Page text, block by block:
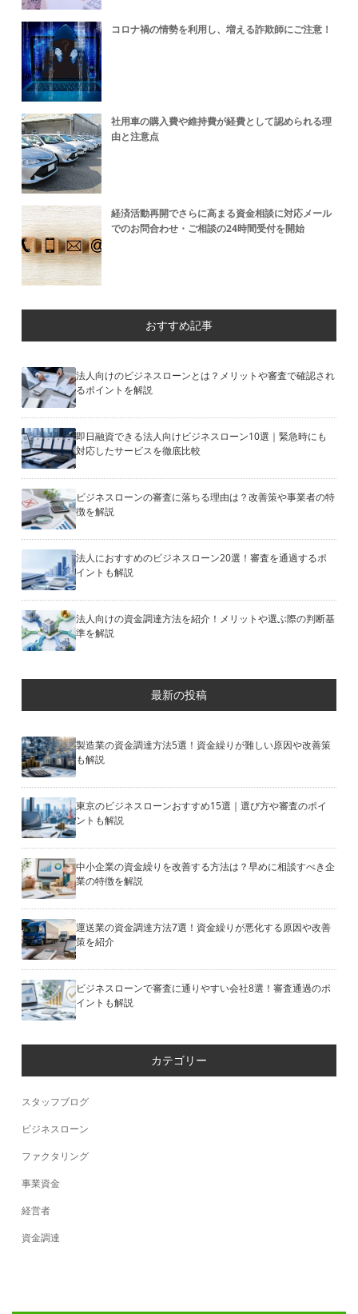
コロナ禍の情勢を利用し、増える詐欺師にご注意！
社用車の購入費や維持費が経費として認められる理
由と注意点
経済活動再開でさらに高まる資金相談に対応メール
でのお問合わせ・ご相談の24時間受付を開始
おすすめ記事
法人向けのビジネスローンとは？メリットや審査で確認され
るポイントを解説
即日融資できる法人向けビジネスローン10選｜緊急時にも
対応したサービスを徹底比較
ビジネスローンの審査に落ちる理由は？改善策や事業者の特
徴を解説
法人におすすめのビジネスローン20選！審査を通過するポ
イントも解説
法人向けの資金調達方法を紹介！メリットや選ぶ際の判断基
準を解説
最新の投稿
製造業の資金調達方法5選！資金繰りが難しい原因や改善策
も解説
東京のビジネスローンおすすめ15選｜選び方や審査のポイ
ントも解説
中小企業の資金繰りを改善する方法は？早めに相談すべき企
業の特徴を解説
運送業の資金調達方法7選！資金繰りが悪化する原因や改善
策を紹介
ビジネスローンで審査に通りやすい会社8選！審査通過のポ
イントも解説
カテゴリー
スタッフブログ
ビジネスローン
ファクタリング
事業資金
経営者
資金調達